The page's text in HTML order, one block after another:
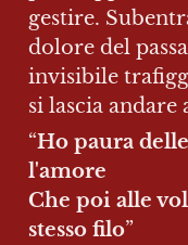
gestire.
dolore del
invisibile
si lascia andare
“Ho paura
l'amore
Che poi alle
stesso filo”